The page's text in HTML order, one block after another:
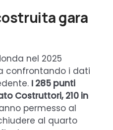
gara
nel 2025
confrontando i dati
I 285 punti
Costruttori, 210 in
permesso al
al quarto